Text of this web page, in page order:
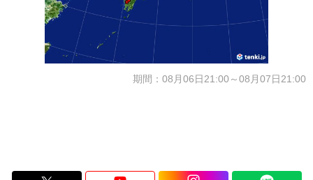
期間：08月06日21:00～08月07日21:00